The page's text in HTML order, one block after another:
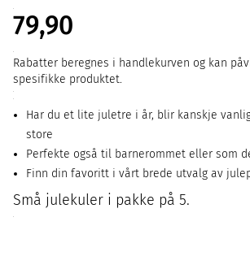
79,90
Rabatter beregnes i handlekurven og kan
spesifikke produktet.
Har du et lite juletre i år, blir kanskje
store
Perfekte også til barnerommet eller som
Finn din favoritt i vårt brede utvalg av
Små julekuler i pakke på 5.